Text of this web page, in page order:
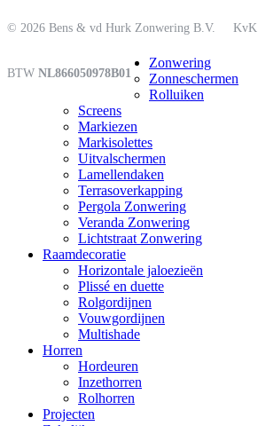
© 2026 Bens & vd Hurk Zonwering B.V. KvK
BTW NL866050978B01
Zonwering
Zonneschermen
Rolluiken
Screens
Markiezen
Markisolettes
Uitvalschermen
Lamellendaken
Terrasoverkapping
Pergola Zonwering
Veranda Zonwering
Lichtstraat Zonwering
Raamdecoratie
Horizontale jaloezieën
Plissé en duette
Rolgordijnen
Vouwgordijnen
Multishade
Horren
Hordeuren
Inzethorren
Rolhorren
Projecten